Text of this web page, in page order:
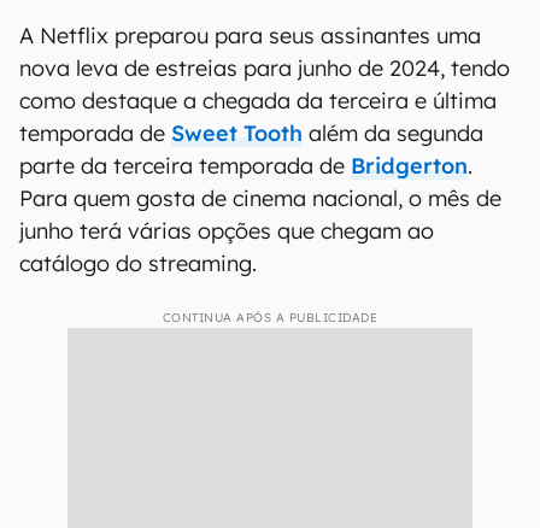
A Netflix preparou para seus assinantes uma
nova leva de estreias para junho de 2024, tendo
como destaque a chegada da terceira e última
temporada de Sweet Tooth além da segunda
parte da terceira temporada de Bridgerton.
Para quem gosta de cinema nacional, o mês de
junho terá várias opções que chegam ao
catálogo do streaming.
CONTINUA APÓS A PUBLICIDADE